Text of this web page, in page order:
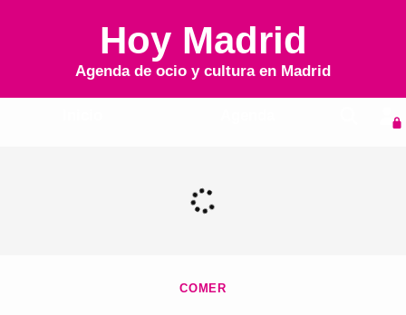
Hoy Madrid
Agenda de ocio y cultura en Madrid
COMER